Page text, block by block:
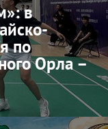
в
по
Орла –